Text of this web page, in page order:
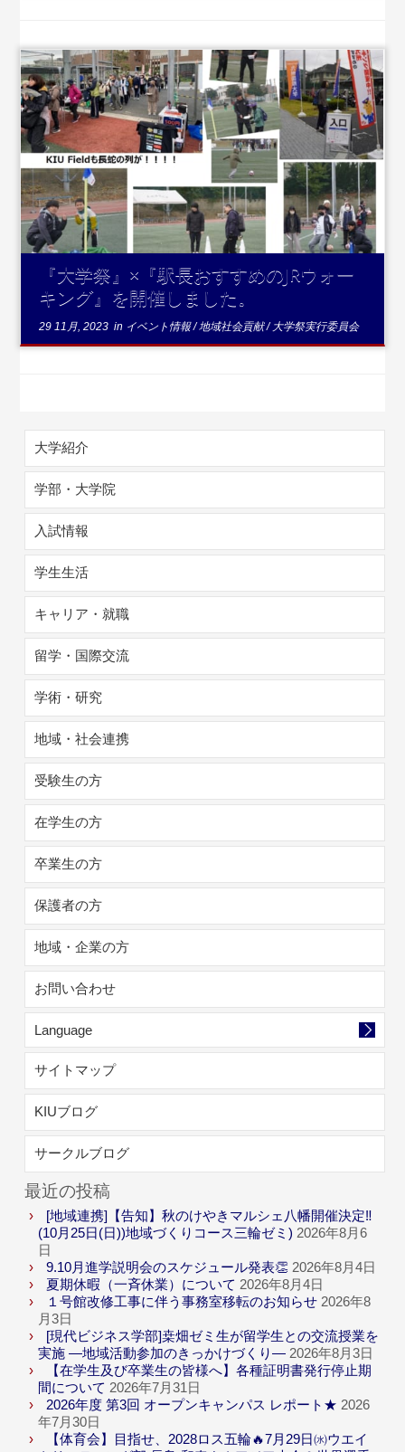
...続きを読む
『大学祭』×『駅長おすすめのJRウォー
キング』を開催しました。
29 11月, 2023 in イベント情報/地域社会貢献/ 大学祭実行委員会
大学紹介
学部・大学院
入試情報
学生生活
キャリア・就職
留学・国際交流
学術・研究
地域・社会連携
受験生の方
在学生の方
卒業生の方
保護者の方
地域・企業の方
お問い合わせ
Language
サイトマップ
KIUブログ
サークルブログ
最近の投稿
[地域連携]【告知】秋のけやきマルシェ八幡開催決定‼
(10月25日(日))地域づくりコース三輪ゼミ) 2026年8月6
日
9.10月進学説明会のスケジュール発表👏 2026年8月4日
夏期休暇（一斉休業）について 2026年8月4日
１号館改修工事に伴う事務室移転のお知らせ 2026年8
月3日
[現代ビジネス学部]桒畑ゼミ生が留学生との交流授業を
実施 ―地域活動参加のきっかけづくり― 2026年8月3日
【在学生及び卒業生の皆様へ】各種証明書発行停止期
間について 2026年7月31日
2026年度 第3回 オープンキャンパス レポート★ 2026
年7月30日
【体育会】目指せ、2028ロス五輪🔥7月29日㈬ウエイ